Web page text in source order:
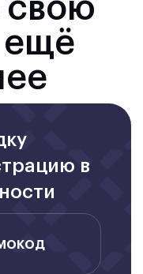
свою
ещё
в